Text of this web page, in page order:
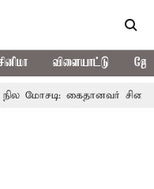
விளையாட்டு
கைதானவர் சிறையில்